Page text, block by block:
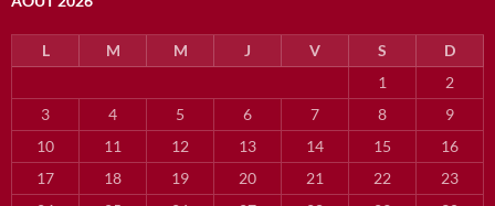
L M M J V S
D
1
2
3
4 5 6 7 8
9
10
11 12 13 14 15
16
17
18 19 20 21 22
23